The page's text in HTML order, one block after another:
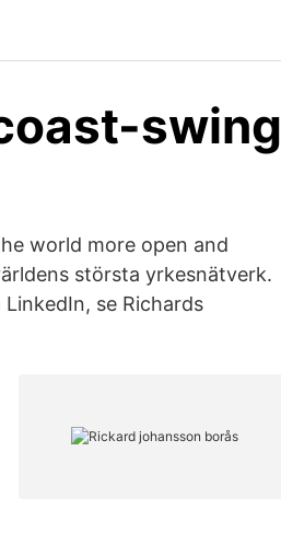
swing
world more open and
största yrkesnätverk.
se Richards